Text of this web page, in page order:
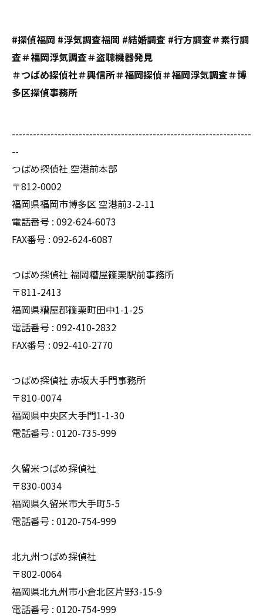
#探偵福岡 #浮気調査福岡 #結婚調査 #行方調査＃素行調
査＃福岡浮気調査＃盗聴機器発見
＃つばめ探偵社＃興信所＃福岡探偵＃福岡浮気調査＃博
多区探偵事務所
--------------------------------------------------------------------
--
つばめ探偵社 空港前本部
〒812-0002
福岡県福岡市博多区 空港前3-2-11
電話番号 : 092-624-6073
FAX番号 : 092-624-6087
つばめ探偵社 福岡糟屋篠栗駅前事務所
〒811-2413
福岡県糟屋郡篠栗町田中1-1-25
電話番号 : 092-410-2832
FAX番号 : 092-410-2770
つばめ探偵社 赤坂大手門事務所
〒810-0074
福岡県中央区大手門1-1-30
電話番号 : 0120-735-999
久留米つばめ探偵社
〒830-0034
福岡県久留米市大手町5-5
電話番号 : 0120-754-999
北九州つばめ探偵社
〒802-0064
福岡県北九州市小倉北区片野3-15-9
電話番号 : 0120-754-999